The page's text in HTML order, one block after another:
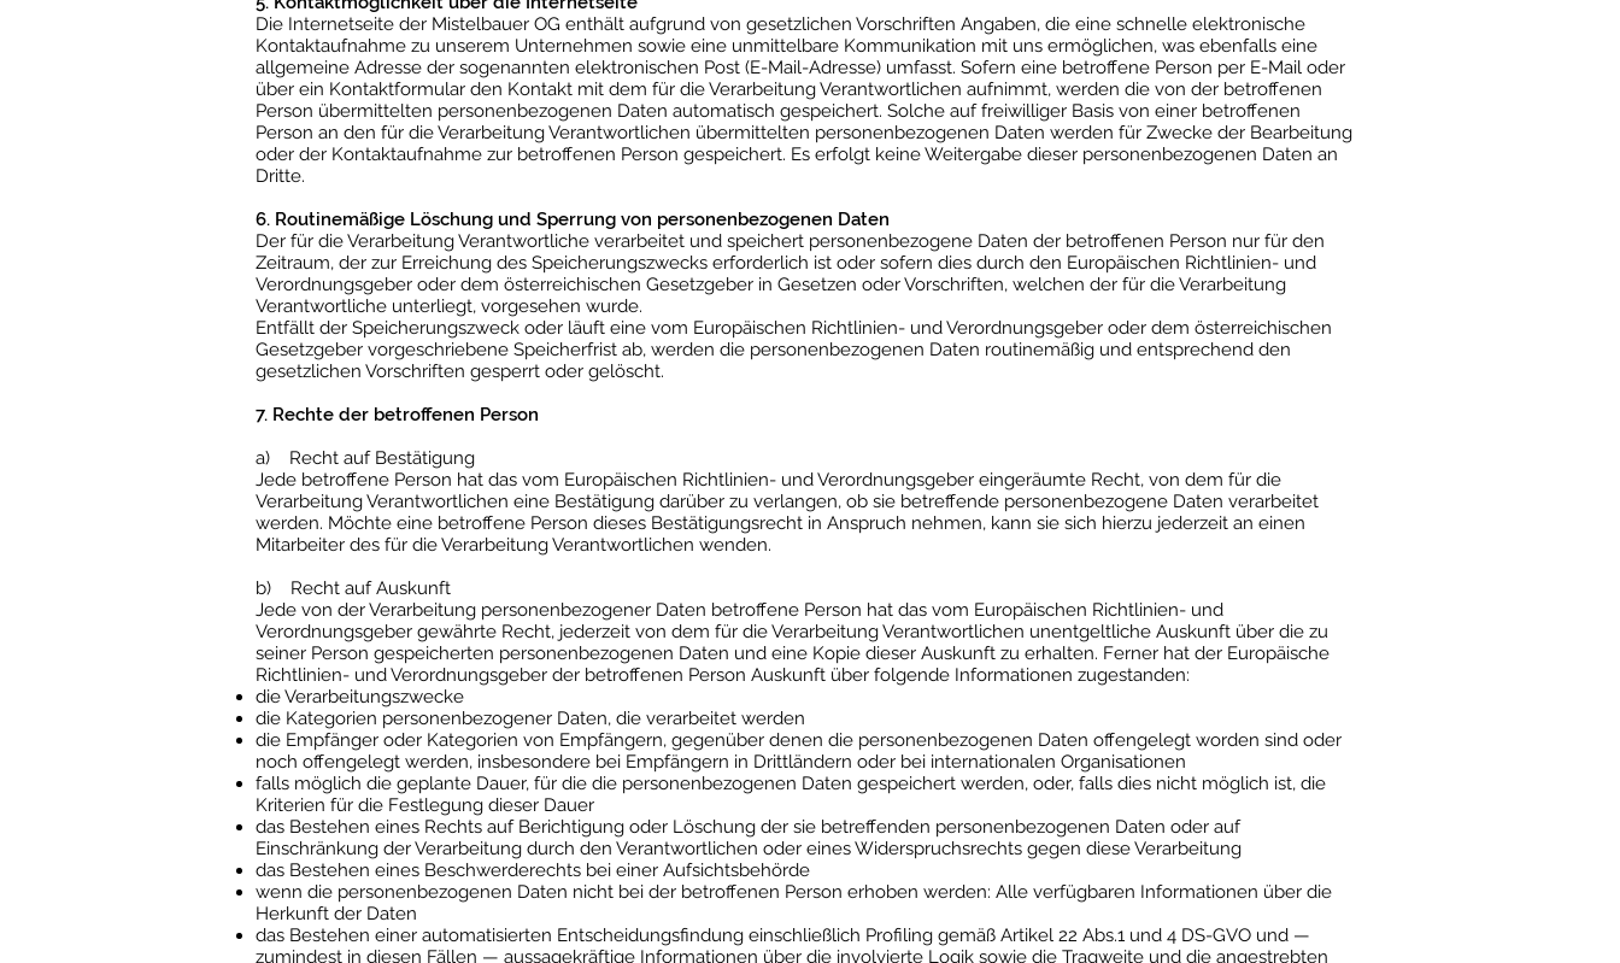
Die Internetseite der Mistelbauer OG enthält aufgrund von gesetzlichen Vorschriften Angaben, die eine schnelle elektronische
Kontaktaufnahme zu unserem Unternehmen sowie eine unmittelbare Kommunikation mit uns ermöglichen, was ebenfalls eine
allgemeine Adresse der sogenannten elektronischen Post (E-Mail-Adresse) umfasst. Sofern eine betroffene Person per E-Mail oder
über ein Kontaktformular den Kontakt mit dem für die Verarbeitung Verantwortlichen aufnimmt, werden die von der betroffenen
Person übermittelten personenbezogenen Daten automatisch gespeichert. Solche auf freiwilliger Basis von einer betroffenen
Person an den für die Verarbeitung Verantwortlichen übermittelten personenbezogenen Daten werden für Zwecke der Bearbeitung
oder der Kontaktaufnahme zur betroffenen Person gespeichert. Es erfolgt keine Weitergabe dieser personenbezogenen Daten an
Dritte.
6. Routinemäßige Löschung und Sperrung von personenbezogenen Daten
Der für die Verarbeitung Verantwortliche verarbeitet und speichert personenbezogene Daten der betroffenen Person nur für den
Zeitraum, der zur Erreichung des Speicherungszwecks erforderlich ist oder sofern dies durch den Europäischen Richtlinien- und
Verordnungsgeber oder dem österreichischen Gesetzgeber in Gesetzen oder Vorschriften, welchen der für die Verarbeitung
Verantwortliche unterliegt, vorgesehen wurde.
Entfällt der Speicherungszweck oder läuft eine vom Europäischen Richtlinien- und Verordnungsgeber oder dem österreichischen
Gesetzgeber vorgeschriebene Speicherfrist ab, werden die personenbezogenen Daten routinemäßig und entsprechend den
gesetzlichen Vorschriften gesperrt oder gelöscht.
7. Rechte der betroffenen Person
a) Recht auf Bestätigung
Jede betroffene Person hat das vom Europäischen Richtlinien- und Verordnungsgeber eingeräumte Recht, von dem für die
Verarbeitung Verantwortlichen eine Bestätigung darüber zu verlangen, ob sie betreffende personenbezogene Daten verarbeitet
werden. Möchte eine betroffene Person dieses Bestätigungsrecht in Anspruch nehmen, kann sie sich hierzu jederzeit an einen
Mitarbeiter des für die Verarbeitung Verantwortlichen wenden.
b) Recht auf Auskunft
Jede von der Verarbeitung personenbezogener Daten betroffene Person hat das vom Europäischen Richtlinien- und
Verordnungsgeber gewährte Recht, jederzeit von dem für die Verarbeitung Verantwortlichen unentgeltliche Auskunft über die zu
seiner Person gespeicherten personenbezogenen Daten und eine Kopie dieser Auskunft zu erhalten. Ferner hat der Europäische
Richtlinien- und Verordnungsgeber der betroffenen Person Auskunft über folgende Informationen zugestanden:
die Verarbeitungszwecke
die Kategorien personenbezogener Daten, die verarbeitet werden
die Empfänger oder Kategorien von Empfängern, gegenüber denen die personenbezogenen Daten offengelegt worden sind oder
noch offengelegt werden, insbesondere bei Empfängern in Drittländern oder bei internationalen Organisationen
falls möglich die geplante Dauer, für die die personenbezogenen Daten gespeichert werden, oder, falls dies nicht möglich ist, die
Kriterien für die Festlegung dieser Dauer
das Bestehen eines Rechts auf Berichtigung oder Löschung der sie betreffenden personenbezogenen Daten oder auf
Einschränkung der Verarbeitung durch den Verantwortlichen oder eines Widerspruchsrechts gegen diese Verarbeitung
das Bestehen eines Beschwerderechts bei einer Aufsichtsbehörde
wenn die personenbezogenen Daten nicht bei der betroffenen Person erhoben werden: Alle verfügbaren Informationen über die
Herkunft der Daten
das Bestehen einer automatisierten Entscheidungsfindung einschließlich Profiling gemäß Artikel 22 Abs.1 und 4 DS-GVO und —
zumindest in diesen Fällen — aussagekräftige Informationen über die involvierte Logik sowie die Tragweite und die angestrebten